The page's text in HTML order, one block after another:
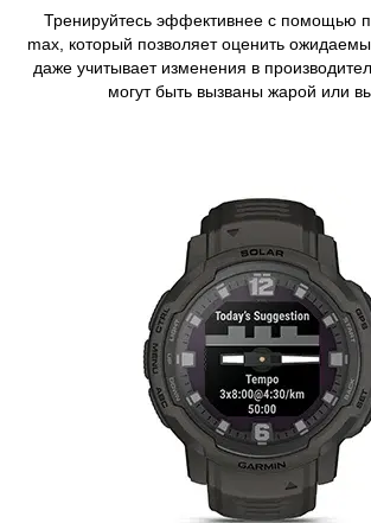
Тренируйтесь эффективнее с помощью
max, который позволяет оценить
даже учитывает изменения в
могут быть вызваны жарой или